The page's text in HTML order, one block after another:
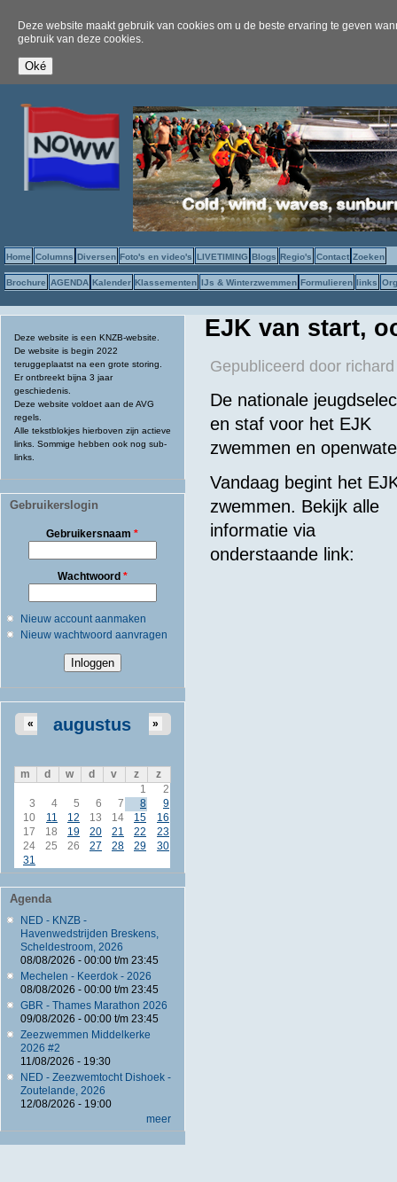
Deze website maakt gebruik van cookies om u de beste ervaring te geven
gebruik van deze cookies.
Home Columns Diversen Foto's en video's LIVETIMING Blogs Regio's Contact Zoeken
Brochure AGENDA Kalender Klassementen IJs & Winterzwemmen Formulieren links
Deze website is een KNZB-website.
De website is begin 2022
teruggeplaatst na een grote storing.
Er ontbreekt bijna 3 jaar
geschiedenis.
Deze website voldoet aan de AVG
regels.
Alle tekstblokjes hierboven zijn actieve
links. Sommige hebben ook nog sub-
links.
Gebruikerslogin
Gebruikersnaam*
Wachtwoord *
Nieuw account aanmaken
Nieuw wachtwoord aanvragen
augustus
« »
m d w d v z
z
1
2
3
4 5 6 7 8
9
10
11 12 13 14 15
16
17
18 19 20 21 22
23
24
25 26 27 28 29
30
31
Agenda
NED - KNZB -
Havenwedstrijden Breskens,
Scheldestroom, 2026
08/08/2026 - 00:00t/m 23:45
Mechelen - Keerdok - 2026
08/08/2026 - 00:00t/m 23:45
GBR - Thames Marathon 2026
09/08/2026 - 00:00t/m 23:45
Zeezwemmen Middelkerke
2026 #2
11/08/2026 - 19:30
NED - Zeezwemtocht Dishoek -
Zoutelande, 2026
12/08/2026 - 19:00
meer
EJK van start,
Gepubliceerd door
De nationale
en staf voor het EJK
zwemmen en
Vandaag begint het
zwemmen. Bekijk alle
informatie via
onderstaande link: